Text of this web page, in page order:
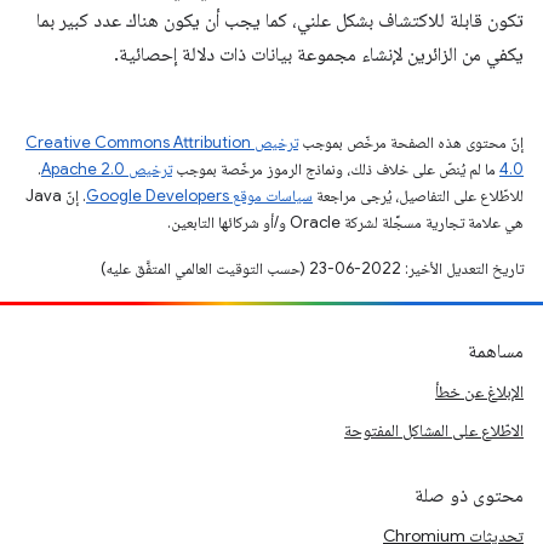
تكون قابلة للاكتشاف بشكل علني، كما يجب أن يكون هناك عدد كبير بما
يكفي من الزائرين لإنشاء مجموعة بيانات ذات دلالة إحصائية.
إنّ محتوى هذه الصفحة مرخّص بموجب
ترخيص Creative Commons Attribution
4.0‏ ما لم يُنصّ على خلاف ذلك، ونماذج الرموز مرخّصة بموجبترخيص Apache 2.0‏
.
للاطّلاع على التفاصيل، يُرجى مراجعة سياسات موقع Google Developers‏
. إنّ Java
هي علامة تجارية مسجَّلة لشركة Oracle و/أو شركائها التابعين.
تاريخ التعديل الأخير: 2022-06-23 (حسب التوقيت العالمي المتفَّق عليه)
مساهمة
الإبلاغ عن خطأ
الاطّلاع على المشاكل المفتوحة
محتوى ذو صلة
تحديثات Chromium